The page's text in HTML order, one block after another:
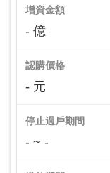
增資金額
- 億
認購價格
- 元
停止過戶期間
- ~ -